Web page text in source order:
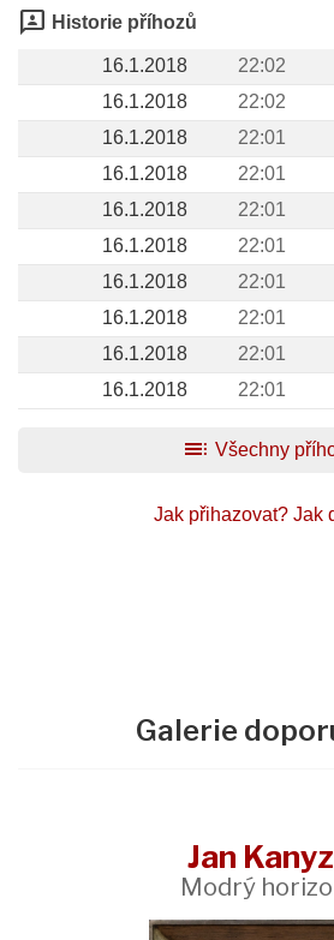
3p Historie příhozů
16.1.2018 22:02
16.1.2018 22:02
16.1.2018
22:01
16.1.2018 22:01
16.1.2018
22:01
16.1.2018 22:01
16.1.2018
22:01
16.1.2018 22:01
16.1.2018
22:01
16.1.2018 22:01
toc Všechny
Jak přihazovat? Jak
Galerie
Jan
Modrý